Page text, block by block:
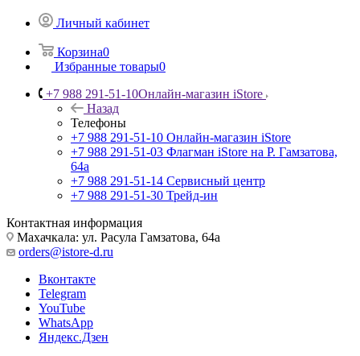
Личный кабинет
Корзина0
Избранные товары0
+7 988 291-51-10Онлайн-магазин iStore
Назад
Телефоны
+7 988 291-51-10 Онлайн-магазин iStore
+7 988 291-51-03 Флагман iStore на Р. Гамзатова,
64а
+7 988 291-51-14 Сервисный центр
+7 988 291-51-30 Трейд-ин
Контактная информация
Махачкала: ул. Расула Гамзатова, 64а
orders@istore-d.ru
Вконтакте
Telegram
YouTube
WhatsApp
Яндекс.Дзен